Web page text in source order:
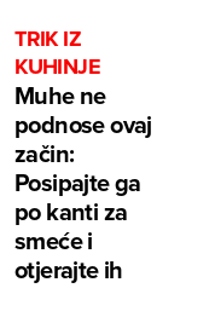
TRIK IZ
KUHINJE
Muhe ne
podnose ovaj
začin:
Posipajte ga
po kanti za
smeće i
otjerajte ih